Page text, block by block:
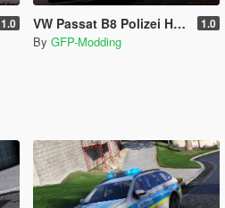
1.0 VW Passat B8 Polizei Hamburg [ELS] 1.0
By GFP-Modding